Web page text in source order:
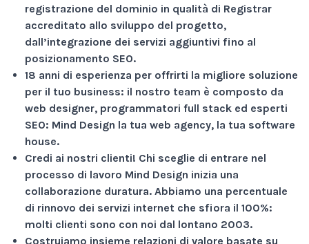
registrazione del dominio in qualità di Registrar
accreditato allo sviluppo del progetto,
dall’integrazione dei servizi aggiuntivi fino al
posizionamento SEO.
18 anni di esperienza per offrirti la migliore soluzione
per il tuo business: il nostro team è composto da
web designer, programmatori full stack ed esperti
SEO: Mind Design la tua web agency, la tua software
house.
Credi ai nostri clienti! Chi sceglie di entrare nel
processo di lavoro Mind Design inizia una
collaborazione duratura. Abbiamo una percentuale
di rinnovo dei servizi internet che sfiora il 100%:
molti clienti sono con noi dal lontano 2003.
Costruiamo insieme relazioni di valore basate su